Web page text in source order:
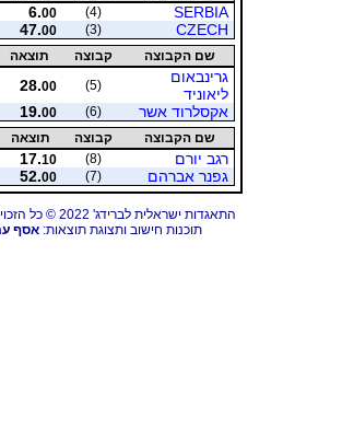
SERBIA
(4)
6.00
CZECH
(3)
47.00
שם הקבוצה
קבוצה תוצאה
גרינבאום
ליאוניד
(5)
28.00
אקסלרוד אשר (6)
19.00
שם הקבוצה
קבוצה תוצאה
רגב יורם (8)
17.10
גפנר אברהם (7)
52.00
התאגדות ישראלית לברידג' 2022 © כל הזכויות שמורות
תוכנות חישוב ותצוגת תוצאות:אסף